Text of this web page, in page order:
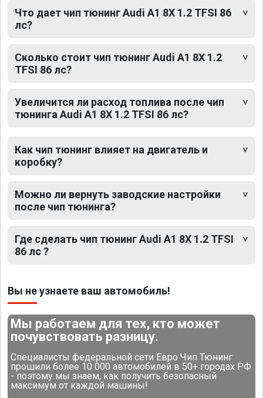
Что дает чип тюнинг Audi A1 8X 1.2 TFSI 86
лс?
Сколько стоит чип тюнинг Audi A1 8X 1.2
TFSI 86 лс?
Увеличится ли расход топлива после чип
тюнинга Audi A1 8X 1.2 TFSI 86 лс?
Как чип тюнинг влияет на двигатель и
коробку?
Можно ли вернуть заводские настройки
после чип тюнинга?
Где сделать чип тюнинг Audi A1 8X 1.2 TFSI
86 лс ?
Вы не узнаете ваш автомобиль!
Мы работаем для тех, кто может
почувствовать разницу.
Специалисты федеральной сети Евро Чип Тюнинг
прошили более 10 000 автомобилей в 50+ городах РФ
- поэтому мы знаем, как получить безопасный
максимум от каждой машины!